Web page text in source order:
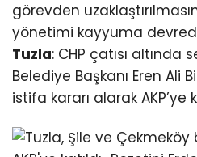
görevden
yönetimi kayyuma
Tuzla: CHP çatısı altında
Belediye Başkanı Eren Ali
istifa kararı alarak AKP’ye